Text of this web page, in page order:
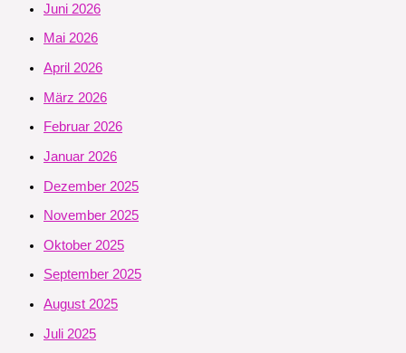
Juni 2026
Mai 2026
April 2026
März 2026
Februar 2026
Januar 2026
Dezember 2025
November 2025
Oktober 2025
September 2025
August 2025
Juli 2025